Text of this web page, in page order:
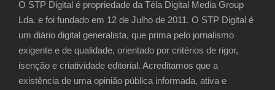
O STP Digital é propriedade da Téla Digital Media Group
Lda. e foi fundado em 12 de Julho de 2011. O STP Digital é
um diário digital generalista, que prima pelo jornalismo
exigente e de qualidade, orientado por critérios de rigor,
isenção e criatividade editorial. Acreditamos que a
existência de uma opinião pública informada, ativa e